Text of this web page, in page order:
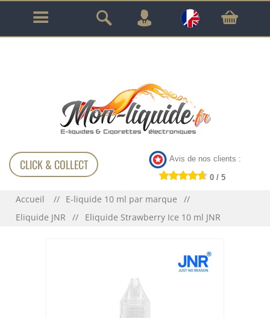
GARANTIE À VIE SUR TOUT LE MATÉRIEL
!!!
CLICK & COLLECT Avis de nos clients :
0 / 5
Accueil
E-liquide 10 ml par marque
Eliquide JNR
Eliquide Strawberry Ice 10 ml JNR